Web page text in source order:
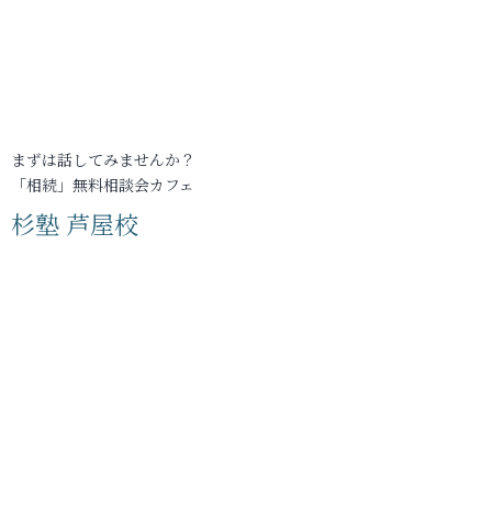
まずは話してみませんか？
「相続」無料相談会カフェ
杉塾 芦屋校